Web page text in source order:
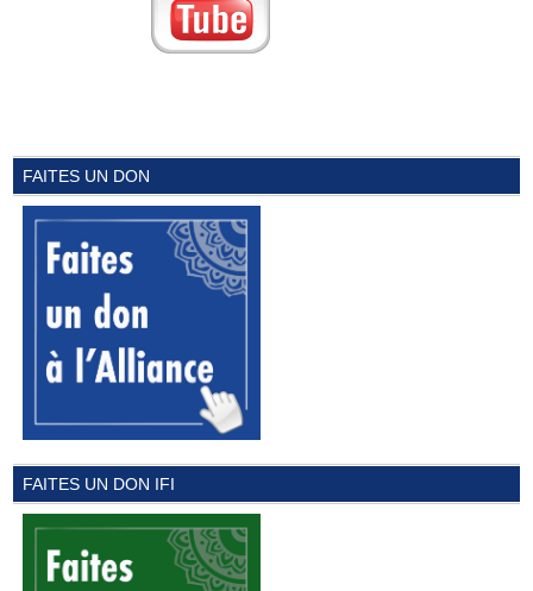
FAITES UN DON
FAITES UN DON IFI